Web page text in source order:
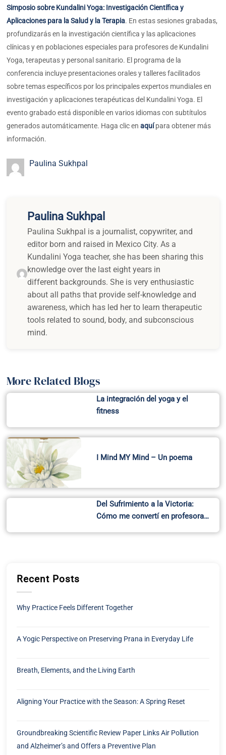
Simposio sobre Kundalini Yoga: Investigación Científica y
Aplicaciones para la Salud y la Terapia. En estas sesiones grabadas,
profundizarás en la investigación científica y las aplicaciones
clínicas y en poblaciones especiales para profesores de Kundalini
Yoga, terapeutas y personal sanitario. El programa de la
conferencia incluye presentaciones orales y talleres facilitados
sobre temas específicos por los principales expertos mundiales en
investigación y aplicaciones terapéuticas del Kundalini Yoga. El
evento grabado está disponible en varios idiomas con subtítulos
generados automáticamente. Haga clic enaquípara obtener más
información.
Paulina Sukhpal
Paulina Sukhpal
Paulina Sukhpal is a journalist, copywriter, and
editor born and raised in Mexico City. As a
Kundalini Yoga teacher, she has been sharing this
knowledge over the last eight years in
different backgrounds. She is very enthusiastic
about all paths that provide self-knowledge and
awareness, which has led her to learn therapeutic
tools related to sound, body, and subconscious
mind.
More Related Blogs
La integración del yoga y el
fitness
I Mind MY Mind – Un poema
Del Sufrimiento a la Victoria:
Cómo me convertí en profesora…
Recent Posts
Why Practice Feels Different Together
A Yogic Perspective on Preserving Prana in Everyday Life
Breath, Elements, and the Living Earth
Aligning Your Practice with the Season: A Spring Reset
Groundbreaking Scientific Review Paper Links Air Pollution
and Alzheimer’s and Offers a Preventive Plan